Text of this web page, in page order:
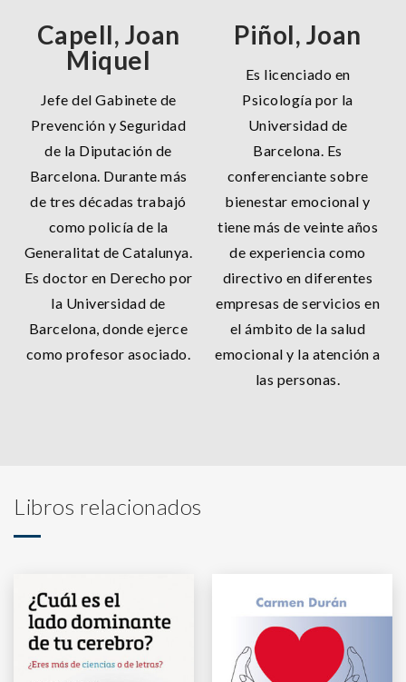
Capell, Joan
Miquel
Jefe del Gabinete de
Prevención y Seguridad
de la Diputación de
Barcelona. Durante más
de tres décadas trabajó
como policía de la
Generalitat de Catalunya.
Es doctor en Derecho por
la Universidad de
Barcelona, donde ejerce
como profesor asociado.
Piñol, Joan
Es licenciado en
Psicología por la
Universidad de
Barcelona. Es
conferenciante sobre
bienestar emocional y
tiene más de veinte años
de experiencia como
directivo en diferentes
empresas de servicios en
el ámbito de la salud
emocional y la atención a
las personas.
Libros relacionados